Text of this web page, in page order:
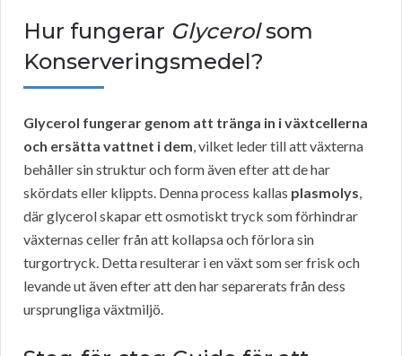
Hur fungerar Glycerolsom
Konserveringsmedel?
Glycerol fungerar genom att tränga in i växtcellerna
och ersätta vattnet i dem, vilket leder till att växterna
behåller sin struktur och form även efter att de har
skördats eller klippts. Denna process kallas plasmolys,
där glycerol skapar ett osmotiskt tryck som förhindrar
växternas celler från att kollapsa och förlora sin
turgortryck. Detta resulterar i en växt som ser frisk och
levande ut även efter att den har separerats från dess
ursprungliga växtmiljö.